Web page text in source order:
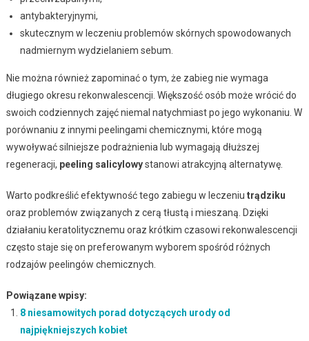
antybakteryjnymi,
skutecznym w leczeniu problemów skórnych spowodowanych
nadmiernym wydzielaniem sebum.
Nie można również zapominać o tym, że zabieg nie wymaga
długiego okresu rekonwalescencji. Większość osób może wrócić do
swoich codziennych zajęć niemal natychmiast po jego wykonaniu. W
porównaniu z innymi peelingami chemicznymi, które mogą
wywoływać silniejsze podrażnienia lub wymagają dłuższej
regeneracji, peeling salicylowystanowi atrakcyjną alternatywę.
Warto podkreślić efektywność tego zabiegu w leczeniu trądziku
oraz problemów związanych z cerą tłustą i mieszaną. Dzięki
działaniu keratolitycznemu oraz krótkim czasowi rekonwalescencji
często staje się on preferowanym wyborem spośród różnych
rodzajów peelingów chemicznych.
Powiązane wpisy:
8 niesamowitych porad dotyczących urody od
najpiękniejszych kobiet